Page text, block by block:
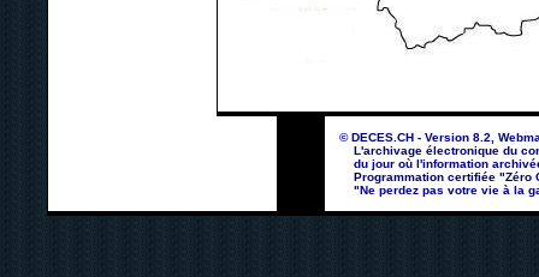
© DECES.CH - Version 8.2,
L'archivage électronique du
du jour où l'information
Programmation certifiée "Zéro
"Ne perdez pas votre vie à la